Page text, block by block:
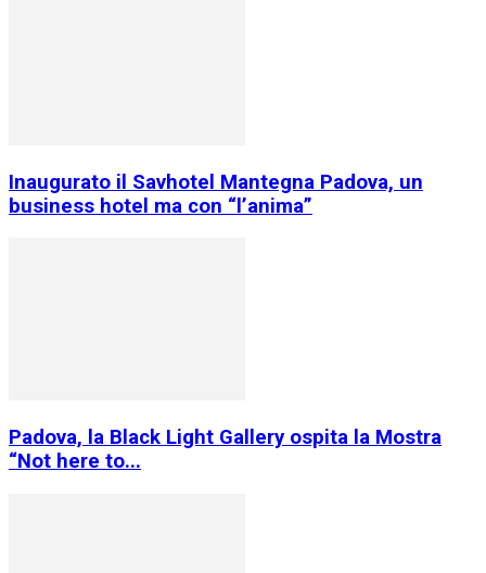
Inaugurato il Savhotel Mantegna Padova, un
business hotel ma con “l’anima”
Padova, la Black Light Gallery ospita la Mostra
“Not here to...